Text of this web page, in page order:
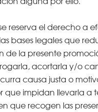
se reserva el derecho a
bases legales que
de la presente
acortarla y/o
causa justa o
que impidan llevarla a
que recogen las